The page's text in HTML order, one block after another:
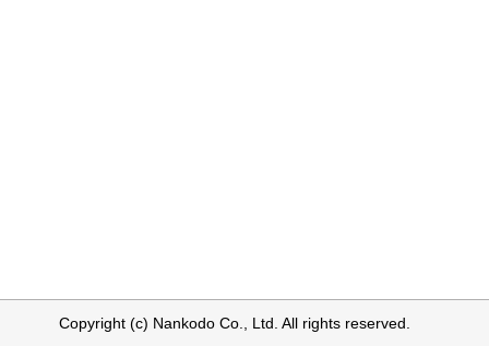
Copyright (c) Nankodo Co., Ltd. All rights reserved.